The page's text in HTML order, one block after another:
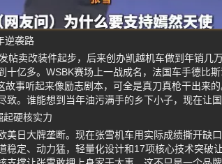
逆袭路
帖卖改装件起步，后来创办凯越机车做到年销几
十亿多。WSBK赛场上一战成名，法国车手德比
事听起来像励志剧本，可全是真刀真枪干出来
。谁能想到当年油污满手的乡下小子，现在让国
起硬核实力
美日大牌垄断。现在张雪机车用实际成绩撕开缺
稳定、动力猛，轻量化设计和17项核心技术突破